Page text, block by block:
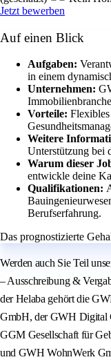
Jetzt bewerben
Auf einen Blick
Aufgaben:
in einem
Unternehmen:
Vorteile:
Weitere
Unterstützung bei
Warum dieser
entwickle deine
Qualifikationen:
Berufserfahrung.
Das prognostizierte
Werden auch Sie Teil
– Ausschreibung &
der Helaba gehört die
GmbH, der GWH Digital
GGM Gesellschaft für
und GWH WohnWerk